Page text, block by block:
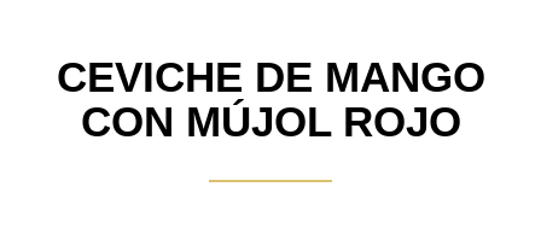
CEVICHE DE MANGO
CON MÚJOL ROJO